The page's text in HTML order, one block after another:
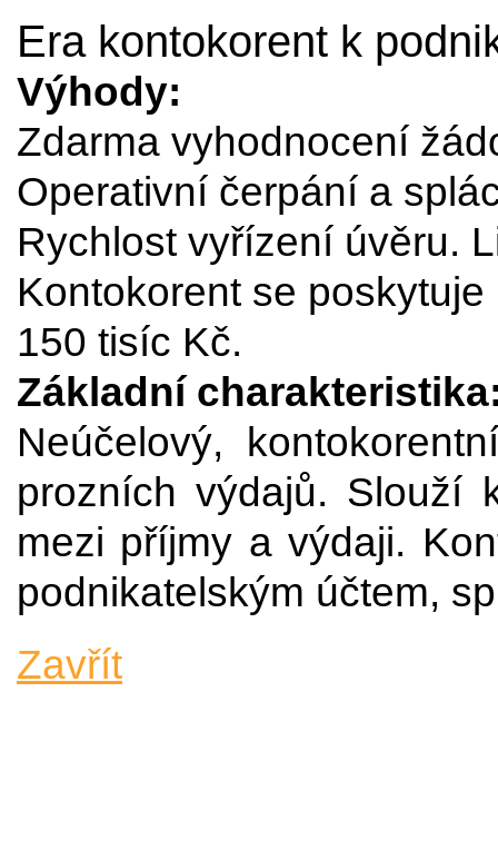
Era kontokorent k
Výhody:
Zdarma vyhodnocení
Operativní čerpání a
Rychlost vyřízení úvěru.
Kontokorent se
150 tisíc Kč.
Základní
Neúčelový,
prozních výdajů. Slouží
mezi příjmy a výdaji.
podnikatelským účtem,
Zavřít